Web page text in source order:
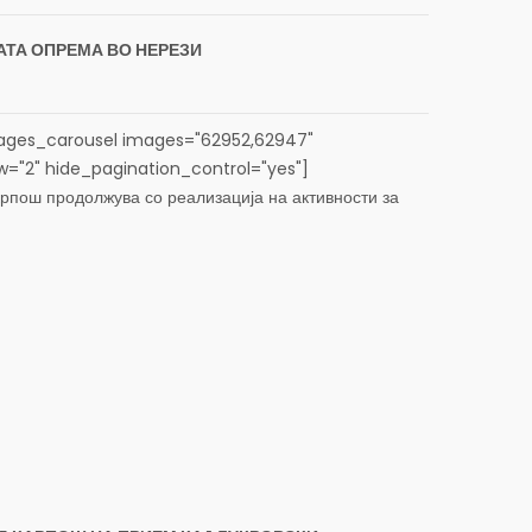
ОПРЕМА ВО НЕРЕЗИ
images="62952,62947"
hide_pagination_control="yes"]
продолжува со реализација на активности за
(more…)